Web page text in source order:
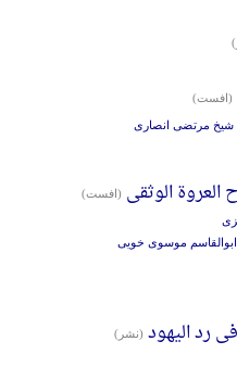
(افست)
مرتضی انصاری
الوثقی (افست)
ابوالقاسم موسوی خویی
رد الیهود (نشر)